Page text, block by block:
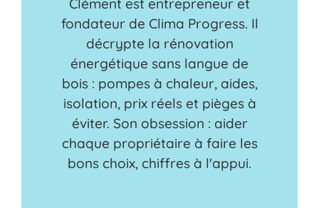
Clément est entrepreneur et
fondateur de Clima Progress. Il
décrypte la rénovation
énergétique sans langue de
bois : pompes à chaleur, aides,
isolation, prix réels et pièges à
éviter. Son obsession : aider
chaque propriétaire à faire les
bons choix, chiffres à l'appui.